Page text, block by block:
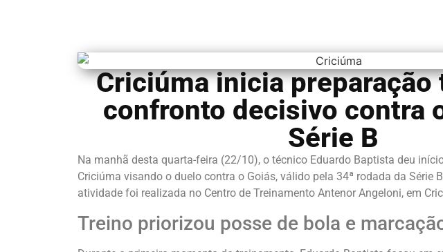
Criciúma inicia preparação
confronto decisivo contra
Série B
Na manhã desta quarta-feira (22/10), o técnico Eduardo Baptista deu
Criciúma visando o duelo contra o Goiás, válido pela 34ª rodada da Série
atividade foi realizada no Centro de Treinamento Antenor Angeloni, em
Treino priorizou posse de bola e